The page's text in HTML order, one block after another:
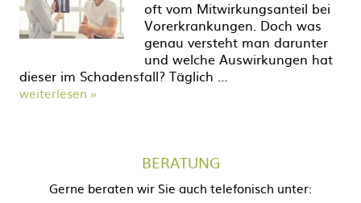
oft vom Mitwirkungsanteil bei
Vorerkrankungen. Doch was
genau versteht man darunter
und welche Auswirkungen hat
dieser im Schadensfall? Täglich …
weiterlesen »
BERATUNG
Gerne beraten wir Sie auch telefonisch unter: